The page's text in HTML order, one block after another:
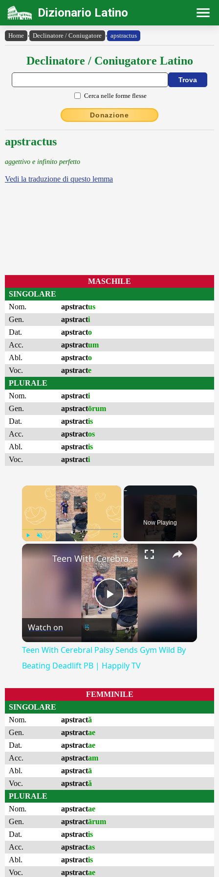
Dizionario Latino
Home › Declinatore / Coniugatore › apstractus
Declinatore / Coniugatore Latino
Cerca nelle forme flesse
Donazione
apstractus
aggettivo e infinito perfetto
Vedi la traduzione di questo lemma
MASCHILE
SINGOLARE
Nom.
apstractus
Gen.
apstracti
Dat.
apstracto
Acc.
apstractum
Abl.
apstracto
Voc.
apstracte
PLURALE
Nom.
apstracti
Gen.
apstractōrum
Dat.
apstractis
Acc.
apstractos
Abl.
apstractis
Voc.
apstracti
×
Fullscreen
Now Playing
×
Play
Video
Teen With Cerebral Palsy Sends Gym Wild By Beating Deadlift PB | Happily TV
Watch on
Teen With Cerebral Palsy Sends Gym Wild By
Beating Deadlift PB | Happily TV
FEMMINILE
SINGOLARE
Nom.
apstractă
Gen.
apstractae
Dat.
apstractae
Acc.
apstractam
Abl.
apstractā
Voc.
apstractă
PLURALE
Nom.
apstractae
Gen.
apstractārum
Dat.
apstractis
Acc.
apstractas
Abl.
apstractis
Voc.
apstractae